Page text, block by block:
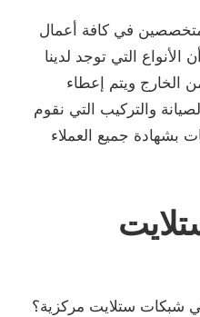
في كافة أعمال
التي توجد لدينا
الخارج ويتم إعطاء
والتركيب التي نقوم
بشهادة جميع العملاء
شبكات ستلايت مركزية؟